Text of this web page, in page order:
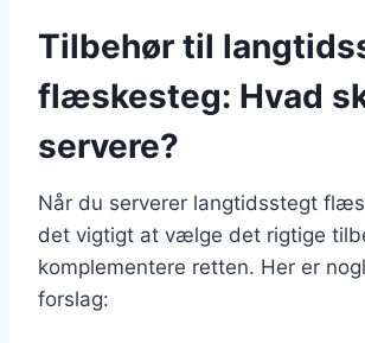
Tilbehør til
flæskesteg: Hvad
servere?
Når du serverer langtidsstegt
det vigtigt at vælge det rigtige
komplementere retten. Her er
forslag: